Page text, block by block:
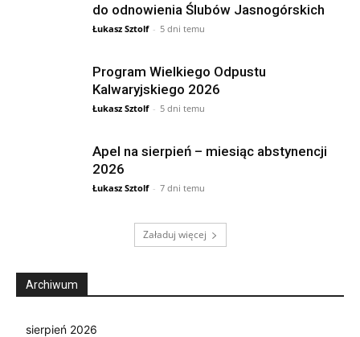
do odnowienia Ślubów Jasnogórskich
Łukasz Sztolf - 5 dni temu
Program Wielkiego Odpustu
Kalwaryjskiego 2026
Łukasz Sztolf - 5 dni temu
Apel na sierpień – miesiąc abstynencji
2026
Łukasz Sztolf - 7 dni temu
Załaduj więcej
Archiwum
sierpień 2026